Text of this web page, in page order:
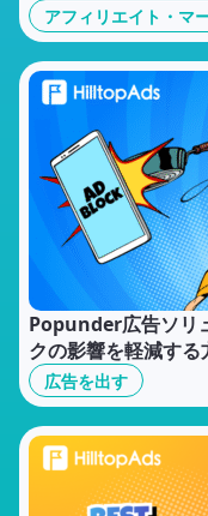
アフィリエイト・マ
広告を出す
Popunder広告ソリ
クの影響を軽減する